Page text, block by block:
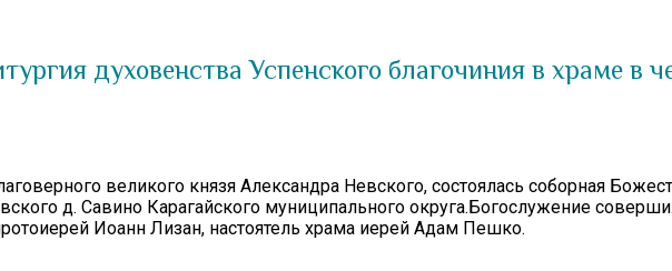
духовенства Успенского благочиния в храме в
великого князя Александра Невского, состоялась соборная
д. Савино Карагайского муниципального округа.Богослужение
Иоанн Лизан, настоятель храма иерей Адам Пешко.